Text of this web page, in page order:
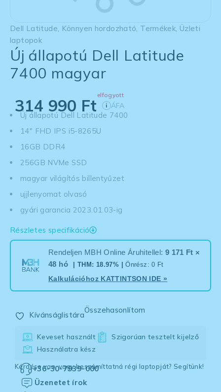
Dell Latitude Könnyen hordozható Termékek Üzleti
laptopok
Új állapotú Dell Latitude
7400 magyar
elfogyott
314 990 Ft i ÁFA
Új állapotú Dell Latitude 7400
14" FHD IPS i5-8265U
16GB DDR4
256GB NVMe SSD
magyar világítós billentyűzet
ujjlenyomat olvasó
gyári garancia 2023.01.03-ig
Részletes specifikáció
Rendeljen MBH Online Áruhitellel: 9 171 Ft ×
48 hó
| THM: 18.97% |Önrész: 0 Ft
Kalkulációhoz KATTINTSON IDE »
Kívánságlistára
Összehasonlítom
Keveset használt
Szigorúan tesztelt kijelző
Használatra kész
Kérdése van, vagy beszámíttatná régi laptopját? Segítünk!
+36-30-7939-000
Üzenetet írok